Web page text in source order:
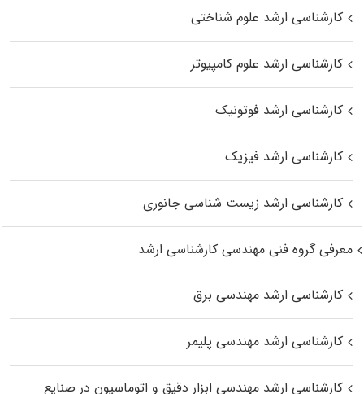
کارشناسی ارشد علوم شناختی
کارشناسی ارشد علوم کامپیوتر
کارشناسی ارشد فوتونیک
کارشناسی ارشد فیزیک
کارشناسی ارشد زیست‌ شناسی جانوری
معرفی گروه فنی مهندسی کارشناسی ارشد
کارشناسی ارشد مهندسی برق
کارشناسی ارشد مهندسی پلیمر
کارشناسی ارشد مهندسی ابزار دقیق و اتوماسیون در صنایع